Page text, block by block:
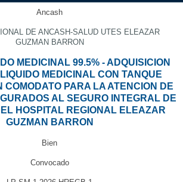
Ancash
DE ANCASH-SALUD UTES ELEAZAR
GUZMAN BARRON
MEDICINAL 99.5% - ADQUISICION
MEDICINAL CON TANQUE
COMODATO PARA LA ATENCION DE
AL SEGURO INTEGRAL DE
HOSPITAL REGIONAL ELEAZAR
GUZMAN BARRON
Bien
Convocado